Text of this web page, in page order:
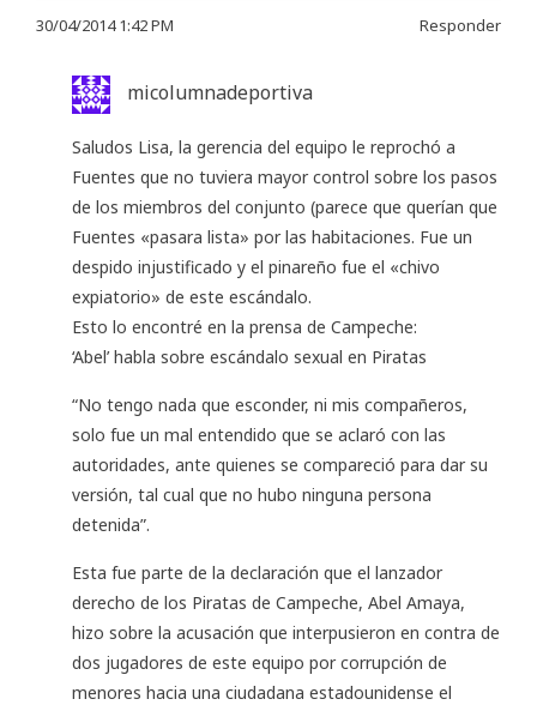
30/04/2014 1:42 PM Responder
micolumnadeportiva
Saludos Lisa, la gerencia del equipo le reprochó a
Fuentes que no tuviera mayor control sobre los pasos
de los miembros del conjunto (parece que querían que
Fuentes «pasara lista» por las habitaciones. Fue un
despido injustificado y el pinareño fue el «chivo
expiatorio» de este escándalo.
Esto lo encontré en la prensa de Campeche:
‘Abel’ habla sobre escándalo sexual en Piratas
“No tengo nada que esconder, ni mis compañeros,
solo fue un mal entendido que se aclaró con las
autoridades, ante quienes se compareció para dar su
versión, tal cual que no hubo ninguna persona
detenida”.
Esta fue parte de la declaración que el lanzador
derecho de los Piratas de Campeche, Abel Amaya,
hizo sobre la acusación que interpusieron en contra de
dos jugadores de este equipo por corrupción de
menores hacia una ciudadana estadounidense el